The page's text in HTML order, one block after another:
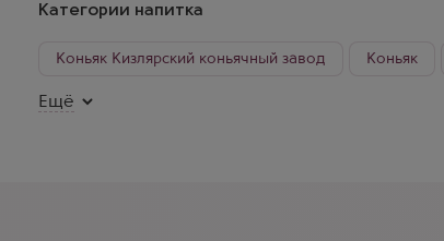
коньяка проходит в дубовых бочках и длится
Кавказ, всегда славился крепкими напитками,
кизлярских виноделов: «Как чару пьёшь — другой
Категории напитка
Коньяк Кизлярский коньячный завод Коньяк
Коньяк Россия Дагестан
Ещё